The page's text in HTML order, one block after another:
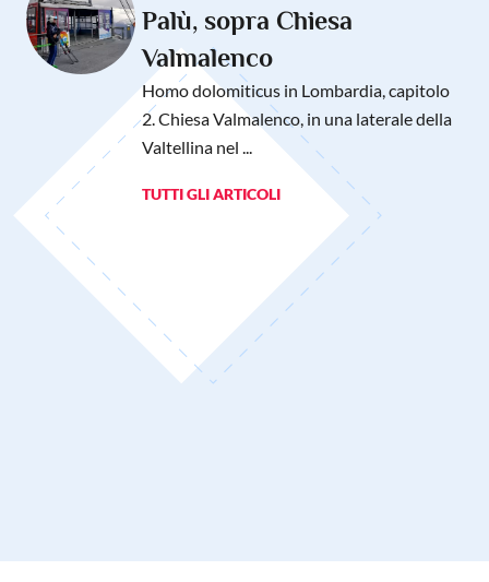
Palù, sopra Chiesa
Valmalenco
Homo dolomiticus in Lombardia, capitolo
2. Chiesa Valmalenco, in una laterale della
Valtellina nel ...
TUTTI GLI ARTICOLI